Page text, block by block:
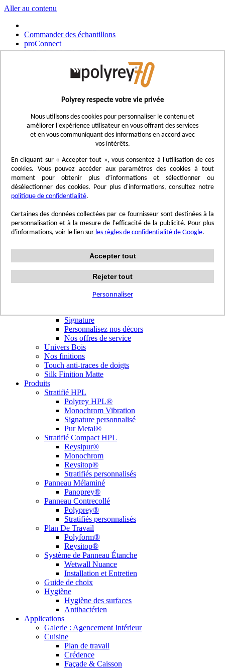
Polyrey respecte votre vie privée
Nous utilisons des cookies pour personnaliser le contenu et
améliorer l'expérience utilisateur en vous offrant des services
et en vous communiquant des informations en accord avec
vos intérêts.
En cliquant sur « Accepter tout », vous consentez à l'utilisation de ces
cookies. Vous pouvez accéder aux paramètres des cookies à tout
moment pour obtenir plus d’informations et sélectionner ou
désélectionner des cookies. Pour plus d'informations, consultez notre
politique de confidentialité.
Certaines des données collectées par ce fournisseur sont destinées à la
personnalisation et à la mesure de l'efficacité de la publicité. Pour plus
d'informations, voir le lien sur les règles de confidentialité de Google.
Accepter tout
Rejeter tout
Personnaliser
Aller au contenu
Commander des échantillons
proConnect
NOUS CONTACTER
UK - Ireland
International
Español
Português
Deutsch
Affichage navigation
Menu
Trend'Lab
Marble Obsession
Terrazzo Passion
Modern Tiles
Crafted Tiles
Nos réalisations
Nuancier
Signature
Personnalisez nos décors
Nos offres de service
Univers Bois
Nos finitions
Touch anti-traces de doigts
Silk Finition Matte
Produits
Stratifié HPL
Polyrey HPL®
Monochrom Vibration
Signature personnalisé
Pur Metal®
Stratifié Compact HPL
Reysipur®
Monochrom
Reysitop®
Stratifiés personnalisés
Panneau Mélaminé
Panoprey®
Panneau Contrecollé
Polyprey®
Stratifiés personnalisés
Plan De Travail
Polyform®
Reysitop®
Système de Panneau Étanche
Wetwall Nuance
Installation et Entretien
Guide de choix
Hygiène
Hygiène des surfaces
Antibactérien
Applications
Galerie : Agencement Intérieur
Cuisine
Plan de travail
Crédence
Façade & Caisson